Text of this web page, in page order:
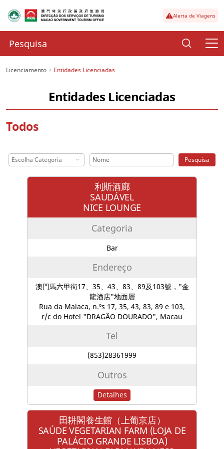
Alerta de Viagens
Licenciamento Entidades Licenciadas
Entidades Licenciadas
Todos
Escolha Categoria Pesquisa
利斯酒廊
SAUDÁVEL
NICE LOUNGE
Categoria
Bar
Endereço
澳門馬六甲街17、35、43、83、89及103號，"金
龍酒店"地面層
Rua da Malaca, n.ºs 17, 35, 43, 83, 89 e 103,
r/c do Hotel "DRAGÃO DOURADO", Macau
Tel
(853)28361999
Outros
Detalhes
田耕閣養生館（上葡京店）
SAÚDE VEGETARIAN FARM (LOJA DE
PALÁCIO GRANDE LISBOA)